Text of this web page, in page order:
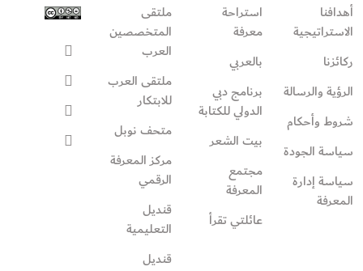
أهدافنا
الاستراتيجية
ركائزنا
الرؤية والرسالة
شروط وأحكام
سياسة الجودة
سياسة إدارة
المعرفة
استراحة
معرفة
بالعربي
برنامج دبي
الدولي للكتابة
بيت الشعر
مجتمع
المعرفة
عائلتي تقرأ‎
ملتقى
المتخصصين
العرب
ملتقى العرب
للابتكار
متحف نوبل
مركز المعرفة
الرقمي
قنديل
التعليمية
قنديل